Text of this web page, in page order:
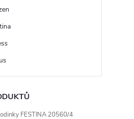
FESTINA 20560/4